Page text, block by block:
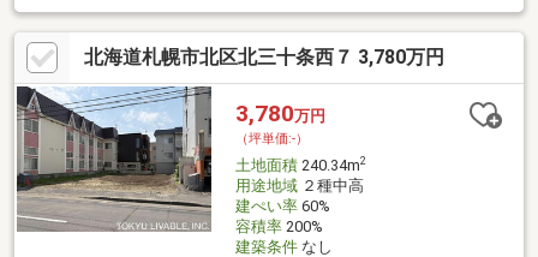
も計画しやすい広さ●経済的な「都市ガス」が利用可能。毎月の
ランニングコストを軽減●子育て世帯に嬉しい「北陽小学校」徒
歩6分、周辺に買い物施設も充実●建築条件なしの更地渡し。お好
みのハウスメーカーで自由に建築可能
北海道札幌市北区北三十条西７ 3,780万円
3,780万円
（坪単価:-）
土地面積240.34m2
用途地域２種中高
建ぺい率60%
容積率200%
建築条件なし